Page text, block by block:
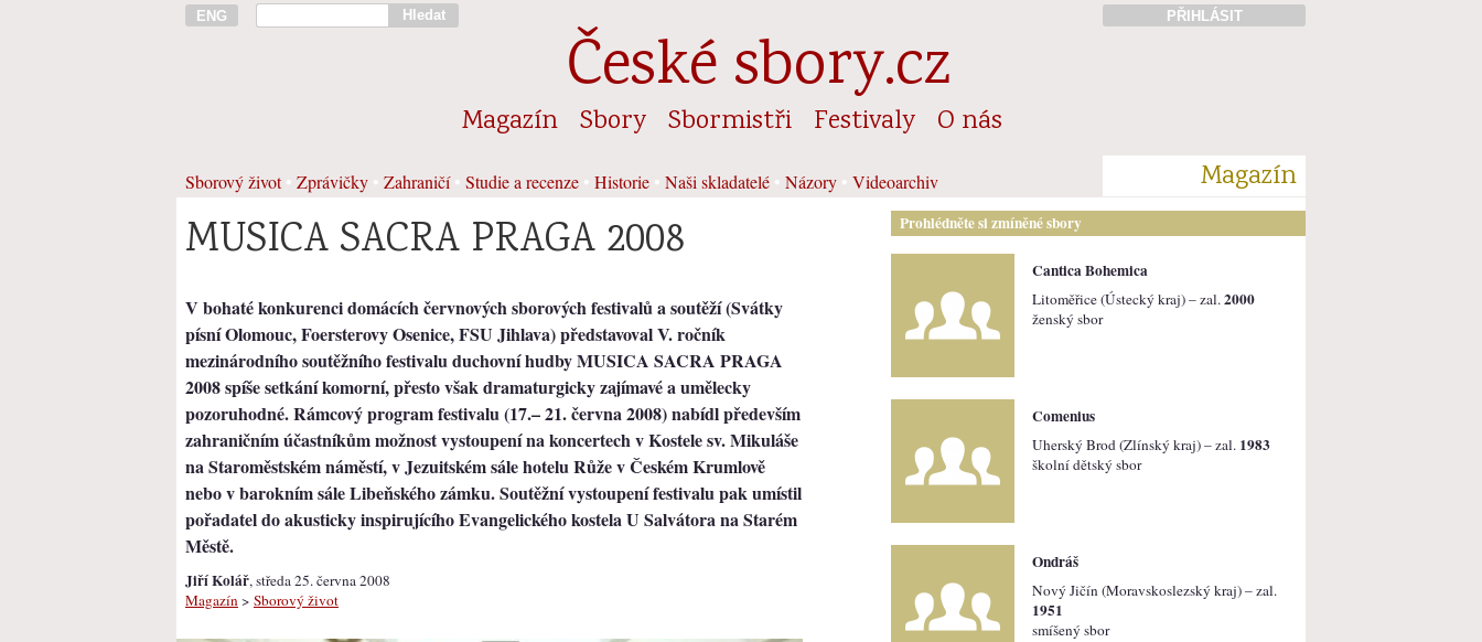
ENG Hledat PŘIHLÁSIT
České sbory.cz
Magazín Sbory Sbormistři Festivaly O nás
Sborový život• Zprávičky Zahraničí• Studie a recenze Historie Naši skladatelé Názory Videoarchiv Magazín
MUSICA SACRA PRAGA 2008
V bohaté konkurenci domácích červnových sborových festivalů a soutěží (Svátky
písní Olomouc, Foersterovy Osenice, FSU Jihlava) představoval V. ročník
mezinárodního soutěžního festivalu duchovní hudby MUSICA SACRA PRAGA
2008 spíše setkání komorní, přesto však dramaturgicky zajímavé a umělecky
pozoruhodné. Rámcový program festivalu (17.– 21. června 2008) nabídl především
zahraničním účastníkům možnost vystoupení na koncertech v Kostele sv. Mikuláše
na Staroměstském náměstí, v Jezuitském sále hotelu Růže v Českém Krumlově
nebo v barokním sále Libeňského zámku. Soutěžní vystoupení festivalu pak umístil
pořadatel do akusticky inspirujícího Evangelického kostela U Salvátora na Starém
Městě.
Jiří Kolář, středa 25. června 2008
Magazín > Sborový život
Prohlédněte si zmíněné sbory
Cantica Bohemica
Litoměřice (Ústecký kraj) – zal. 2000
ženský sbor
Comenius
Uherský Brod (Zlínský kraj) – zal. 1983
školní dětský sbor
Ondráš
Nový Jičín (Moravskoslezský kraj) – zal.
1951
smíšený sbor